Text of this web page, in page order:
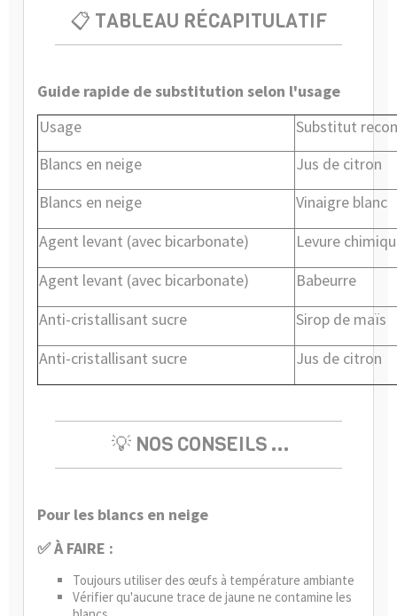
📋 TABLEAU RÉCAPITULATIF
Guide rapide de substitution selon l'usage
Usage
Substitut
Blancs en neige
Jus de citron
Blancs en neige
Vinaigre blanc
Agent levant (avec bicarbonate)
Levure
Agent levant (avec bicarbonate)
Babeurre
Anti-cristallisant sucre
Sirop de maïs
Anti-cristallisant sucre
Jus de citron
💡 NOS CONSEILS ...
Pour les blancs en neige
✅ À FAIRE :
Toujours utiliser des œufs à température ambiante
Vérifier qu'aucune trace de jaune ne contamine les